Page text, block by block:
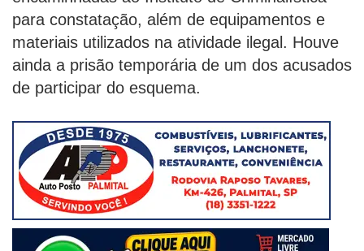
para constatação, além de equipamentos e
materiais utilizados na atividade ilegal. Houve
ainda a prisão temporária de um dos acusados
de participar do esquema.